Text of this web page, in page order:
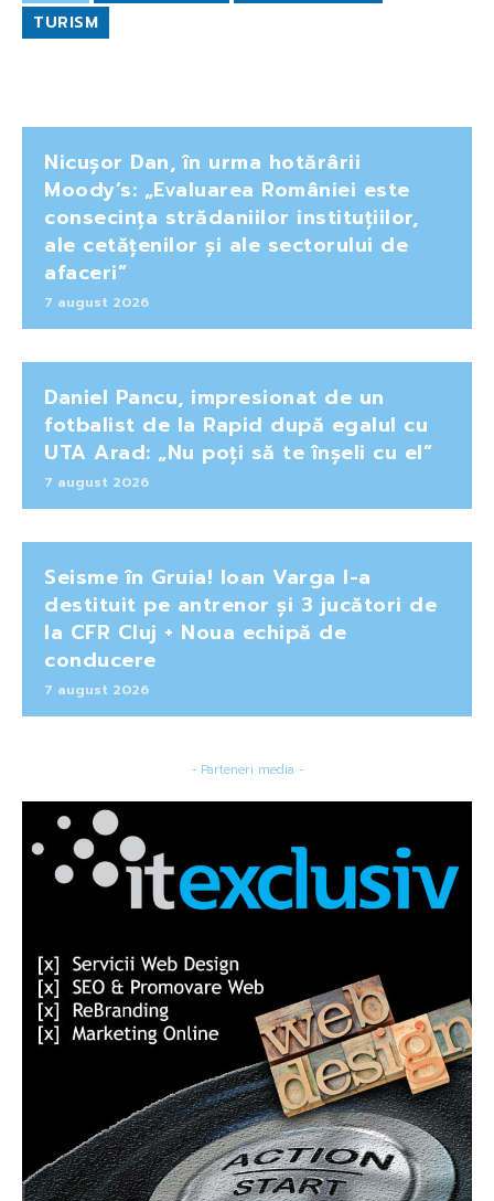
TURISM
Nicușor Dan, în urma hotărârii
Moody’s: „Evaluarea României este
consecința strădaniilor instituțiilor,
ale cetățenilor și ale sectorului de
afaceri”
7 august 2026
Daniel Pancu, impresionat de un
fotbalist de la Rapid după egalul cu
UTA Arad: „Nu poți să te înșeli cu el”
7 august 2026
Seisme în Gruia! Ioan Varga l-a
destituit pe antrenor și 3 jucători de
la CFR Cluj + Noua echipă de
conducere
7 august 2026
- Parteneri media -